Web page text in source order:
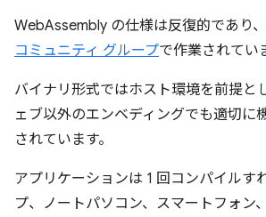
WebAssembly の仕様は反復的であり
コミュニティ グループで作業されてい
バイナリ形式ではホスト環境を前提と
ェブ以外のエンベディングでも適切に
されています。
アプリケーションは 1 回コンパイルす
プ、ノートパソコン、スマートフォン